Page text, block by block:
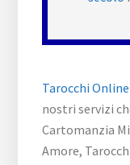
Tarocchi
nostri servizi
Cartomanzia
Amore,